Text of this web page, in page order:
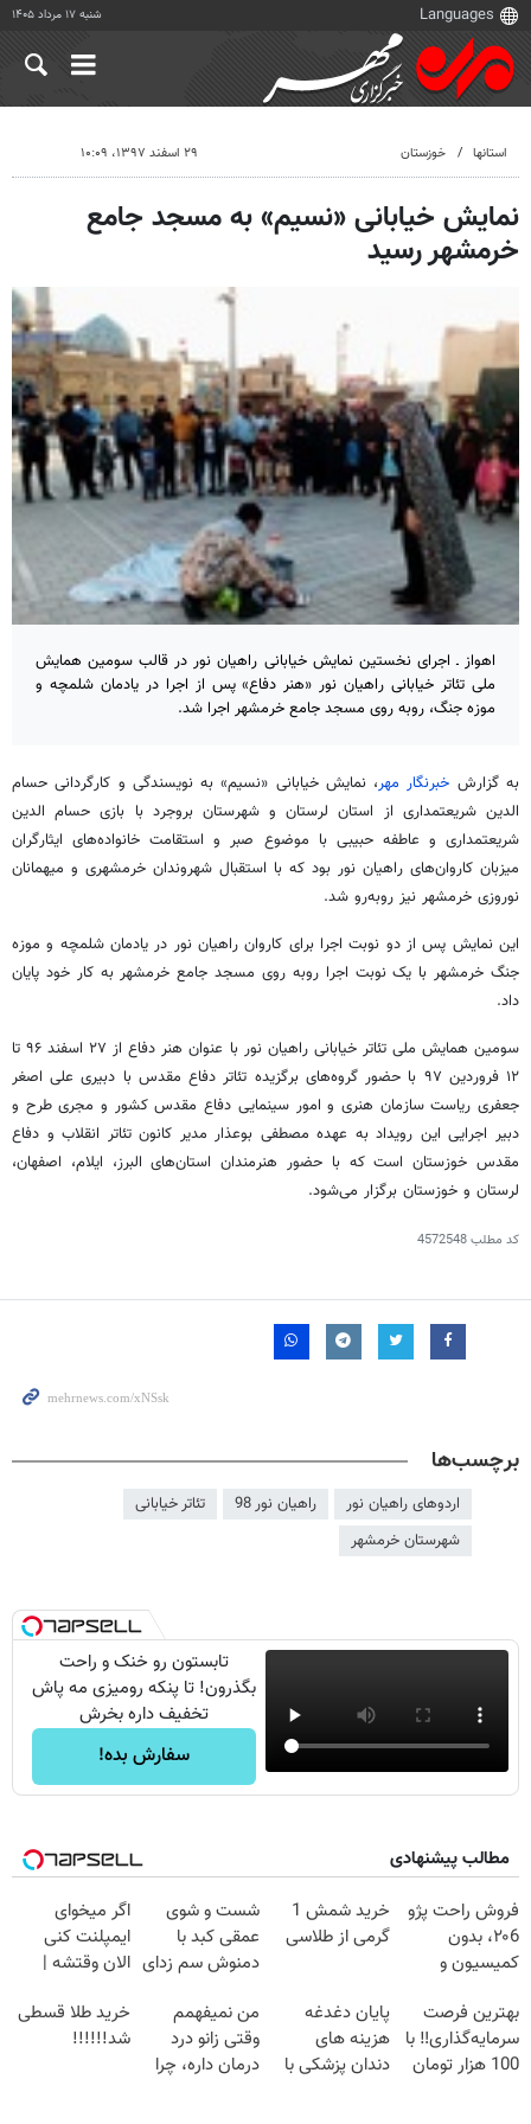
شنبه ۱۷ مرداد ۱۴۰۵
استانها خوزستان ۲۹ اسفند ۱۳۹۷، ۱۰:۰۹
نمایش خیابانی «نسیم» به مسجد جامع
خرمشهر رسید
اهواز ـ اجرای نخستین نمایش خیابانی راهیان نور در قالب سومین همایش
ملی تئاتر خیابانی راهیان نور «هنر دفاع» پس از اجرا در یادمان شلمچه و
موزه جنگ، روبه روی مسجد جامع خرمشهر اجرا شد.
به گزارش خبرنگار مهر، نمایش خیابانی «نسیم» به نویسندگی و کارگردانی حسام
الدین شریعتمداری از استان لرستان و شهرستان بروجرد با بازی حسام الدین
شریعتمداری و عاطفه حبیبی با موضوع صبر و استقامت خانواده‌های ایثارگران
میزبان کاروان‌های راهیان نور بود که با استقبال شهروندان خرمشهری و میهمانان
نوروزی خرمشهر نیز روبه‌رو شد.
این نمایش پس از دو نوبت اجرا برای کاروان راهیان نور در یادمان شلمچه و موزه
جنگ خرمشهر با یک نوبت اجراروبه روی مسجد جامع خرمشهر به کار خود پایان
داد.
سومین همایش ملی تئاتر خیابانی راهیان نور با عنوان هنر دفاع از ۲۷ اسفند ۹۶ تا
۱۲ فروردین ۹۷ با حضور گروه‌های برگزیده تئاتر دفاع مقدس با دبیری علی اصغر
جعفری ریاست سازمان هنری و امور سینمایی دفاع مقدس کشور و مجری طرح و
دبیر اجرایی این رویداد به عهده مصطفی بوعذار مدیر کانون تئاتر انقلاب و دفاع
مقدس خوزستان است که با حضور هنرمندان استان‌های البرز، ایلام، اصفهان،
لرستان و خوزستان برگزار می‌شود.
کد مطلب4572548
برچسب‌ها
اردوهای راهیان نور راهیان نور 98
تئاتر خیابانی
شهرستان خرمشهر
تابستون رو خنک و راحت
بگذرون! تا پنکه رومیزی مه پاش
تخفیف داره بخرش
سفارش بده!
مطالب پیشنهادی
فروش راحت پژو
۲۰6، بدون
کمیسیون و
خرید شمش 1
گرمی از طلاسی
شست و شوی
عمقی کبد با
دمنوش سم زدای
اگر میخوای
ایمپلنت کنی
الان وقتشه |
میلیون تومان!!!
بهترین فرصت
سرمایه‌گذاری‼️ با
100 هزار تومان
پایان دغدغه
هزینه های
دندان پزشکی با
من نمیفهمم
وقتی زانو درد
درمان داره، چرا
خرید طلا قسطی
شد!!!!!!